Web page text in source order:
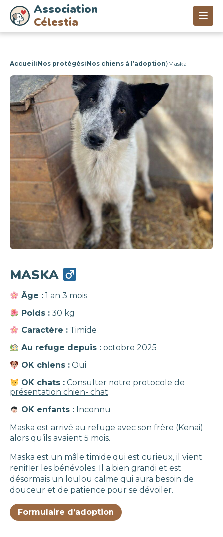
Association
Célestia
Accueil ⟩Nos protégés⟩Nos chiens à l’adoption⟩Maska
MASKA
Âge : 1 an 3 mois
Poids : 30 kg
Caractère : Timide
Au refuge depuis : octobre 2025
OK chiens : Oui
OK chats : Consulter notre protocole de
présentation chien- chat
OK enfants : Inconnu
Maska est arrivé au refuge avec son frère (Kenai)
alors qu’ils avaient 5 mois.
Maska est un mâle timide qui est curieux, il vient
renifler les bénévoles. Il a bien grandi et est
désormais un loulou calme qui aura besoin de
douceur et de patience pour se dévoiler.
Formulaire d’adoption